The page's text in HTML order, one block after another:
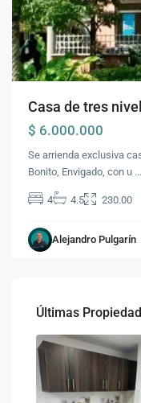
Casa de tres
$ 6.000.000
Se arrienda exclusiva
Bonito, Envigado, con u ...
4 4.5 230.00
Alejandro Pulgarín
Últimas